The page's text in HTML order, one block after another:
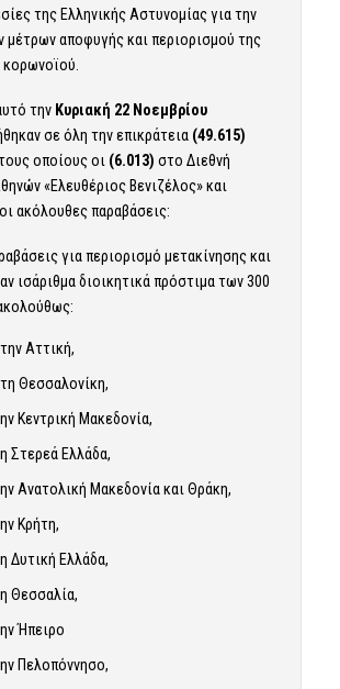
της Ελληνικής Αστυνομίας για την
αποφυγής και περιορισμού της
την Κυριακή 22 Νοεμβρίου
σε όλη την επικράτεια (49.615)
οποίους οι (6.013) στο Διεθνή
«Ελευθέριος Βενιζέλος» και
ακόλουθες παραβάσεις:
για περιορισμό μετακίνησης και
ισάριθμα διοικητικά πρόστιμα των 300
Αττική,
Θεσσαλονίκη,
Κεντρική Μακεδονία,
Στερεά Ελλάδα,
Ανατολική Μακεδονία και Θράκη,
Κρήτη,
Δυτική Ελλάδα,
Θεσσαλία,
Ήπειρο
Πελοπόννησο,